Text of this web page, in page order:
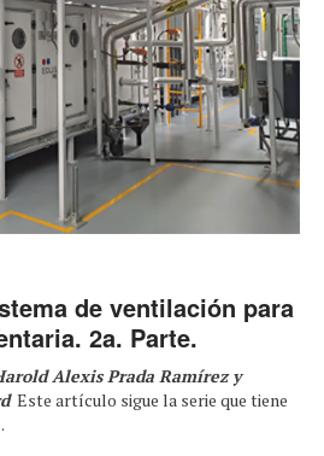
de ventilación para
2a. Parte.
Alexis Prada Ramírez y
Este artículo sigue la serie que tiene